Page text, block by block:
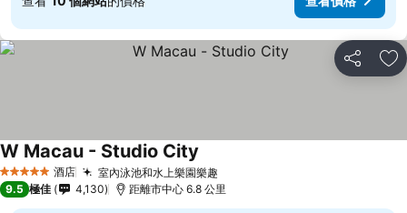
分享 放
5 星級 酒店 室內泳池和水上樂園樂趣
W Macau - Studio City
9.5 極佳 4,130 距離市中心 6.8 公里